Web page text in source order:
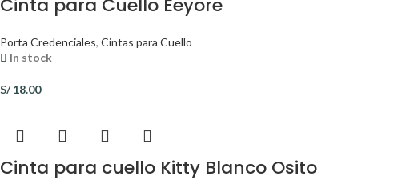
Cinta para Cuello Eeyore
Porta Credenciales, Cintas para Cuello
In stock
S/18.00
Cinta para cuello Kitty Blanco Osito